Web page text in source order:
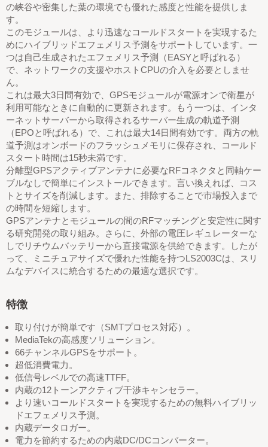
の峡谷や密集した葉の環境でも優れた感度と性能を提供しま
す。
このモジュールは、より迅速なコールドスタートを実現するた
めにハイブリッドエフェメリス予測をサポートしています。一
つは自己生成されたエフェメリス予測（EASYと呼ばれる）
で、ネットワークの支援やホストCPUの介入を必要としませ
ん。
これは最大3日間有効で、GPSモジュールが電源オンで衛星が
利用可能なときに自動的に更新されます。もう一つは、インタ
ーネットサーバーから取得されるサーバー生成の軌道予測
（EPOと呼ばれる）で、これは最大14日間有効です。両方の軌
道予測はオンボードのフラッシュメモリに保存され、コールド
スタート時間は15秒未満です。
分離型GPSアクティブアンテナに必要なRFコネクタと同軸ケー
ブルなしで簡単にインストールできます。言い換えれば、コス
トとサイズを削減します。また、排除することで市場投入まで
の時間を短縮します。
GPSアンテナとモジュールの間のRFマッチングと安定性に関す
る研究開発の取り組み。さらに、外部の電圧レギュレーターな
しでリチウムバッテリーから直接電源を供給できます。したが
って、ミニチュアサイズで優れた性能を持つLS2003Cは、スリ
ムなデバイスに統合するための最適な選択です。
特徴
取り付けが簡単です（SMTプロセス対応）。
MediaTekの高感度ソリューション。
66チャンネルGPSをサポート。
超低消費電力。
低信号レベルでの高速TTFF。
内蔵の12トーンアクティブ干渉キャンセラー。
より速いコールドスタートを実現するための無料ハイブリッ
ドエフェメリス予測。
内蔵データロガー。
電力を節約するための内蔵DC/DCコンバーター。